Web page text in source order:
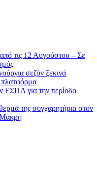
τις 12 Αυγούστου – Σε
σεζόν ξεκινά
πλατφόρμα
ΕΣΠΑ για την περίοδο
της συγχαρητήρια στον
Μακρή